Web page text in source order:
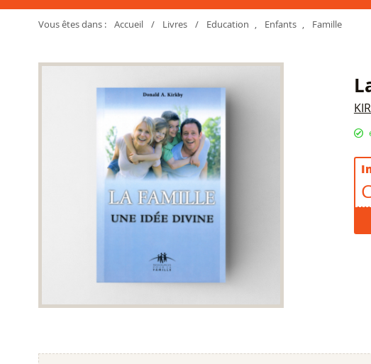
Vous êtes dans : Accueil / Livres / Education , Enfants , Famille